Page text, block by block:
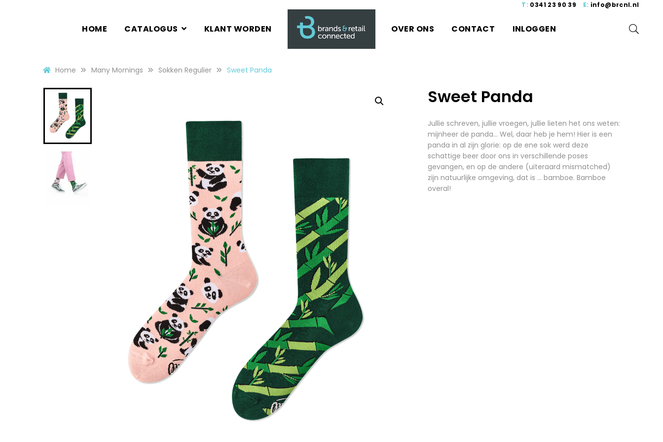
T: 0341 23 90 39 E: info@brcnl.nl
HOME CATALOGUS KLANT WORDEN OVER ONS CONTACT INLOGGEN
Home Many Mornings Sokken Regulier Sweet Panda
Sweet Panda
Jullie schreven, jullie vroegen, jullie lieten het ons weten:
mijnheer de panda… Wel, daar heb je hem! Hier is een
panda in al zijn glorie: op de ene sok werd deze
schattige beer door ons in verschillende poses
gevangen, en op de andere (uiteraard mismatched)
zijn natuurlijke omgeving, dat is … bamboe. Bamboe
overal!